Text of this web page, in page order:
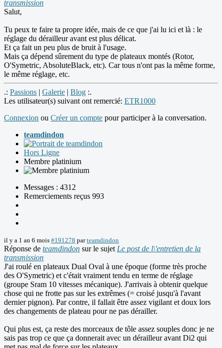
transmission
Salut,
Tu peux te faire ta propre idée, mais de ce que j'ai lu ici et là : le
réglage du dérailleur avant est plus délicat.
Et ça fait un peu plus de bruit à l'usage.
Mais ça dépend sûrement du type de plateaux montés (Rotor,
O'Symetric, AbsoluteBlack, etc). Car tous n'ont pas la même forme,
le même réglage, etc.
.: Passions | Galerie | Blog :.
Les utilisateur(s) suivant ont remercié: ETR1000
Connexion ou Créer un compte pour participer à la conversation.
teamdindon
Hors Ligne
Membre platinium
Messages : 4312
Remerciements reçus 993
il y a 1 an 6 mois #191278 parteamdindon
Réponse de teamdindon sur le sujet Le post de l\'entretien de la
transmission
J'ai roulé en plateaux Dual Oval à une époque (forme très proche
des O'Symetric) et c'était vraiment tendu en terme de réglage
(groupe Sram 10 vitesses mécanique). J'arrivais à obtenir quelque
chose qui ne frotte pas sur les extrêmes (= croisé jusqu'à l'avant
dernier pignon). Par contre, il fallait être assez vigilant et doux lors
des changements de plateau pour ne pas dérailler.
Qui plus est, ça reste des morceaux de tôle assez souples donc je ne
sais pas trop ce que ça donnerait avec un dérailleur avant Di2 qui